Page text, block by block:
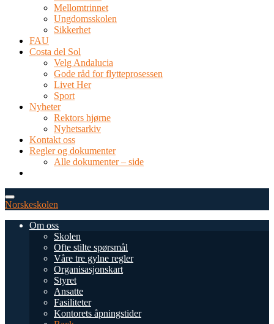
Mellomtrinnet
Ungdomsskolen
Sikkerhet
FAU
Costa del Sol
Velg Andalucia
Gode råd for flytteprosessen
Livet Her
Sport
Nyheter
Rektors hjørne
Nyhetsarkiv
Kontakt oss
Regler og dokumenter
Alle dokumenter – side
Norskeskolen
Om oss
Skolen
Ofte stilte spørsmål
Våre tre gylne regler
Organisasjonskart
Styret
Ansatte
Fasiliteter
Kontorets åpningstider